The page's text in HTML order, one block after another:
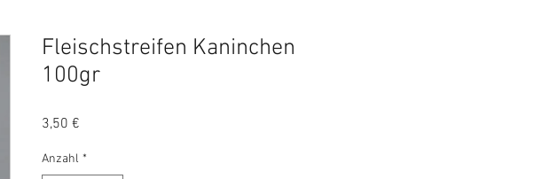
Fleischstreifen Kaninchen
100gr
3,50 €
Anzahl *